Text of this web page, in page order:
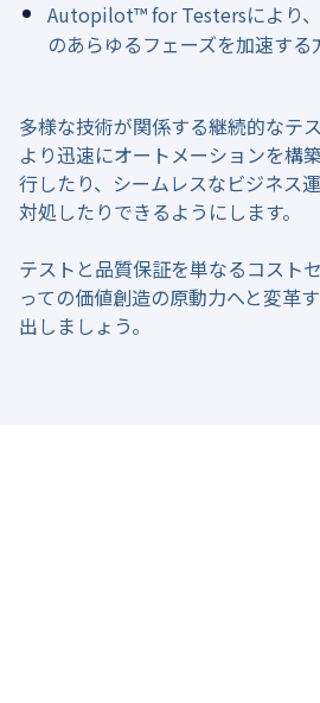
Autopilot™ for Testersにより
のあらゆるフェーズを加速する
多様な技術が関係する継続的なテ
より迅速にオートメーションを構
行したり、シームレスなビジネス
対処したりできるようにします。
テストと品質保証を単なるコスト
っての価値創造の原動力へと変革
出しましょう。